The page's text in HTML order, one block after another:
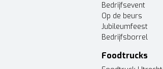
Bedrijfsevent
Op de beurs
Jubileumfeest
Bedrijfsborrel
Foodtrucks